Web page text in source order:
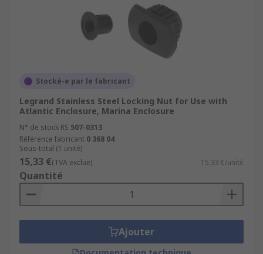
Stocké-e par le fabricant
Legrand Stainless Steel Locking Nut for Use with
Atlantic Enclosure, Marina Enclosure
N° de stock RS 507-0313
Référence fabricant 0 368 04
Sous-total (1 unité)
15,33 €(TVA exclue) 15,33 €/unité
Quantité
Ajouter